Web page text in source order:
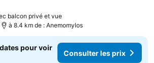
balcon privé et vueConsulter les prix
les prix
à 8.4 km de : Anemomylos
pour voir
Consulter les prix